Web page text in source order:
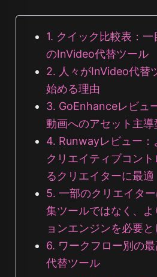
1. クイック比較表：
のInVideo代替ツール
2. 人々がInVideo代替
始める理由
3. GoEnhanceレビュ
動画へのアセット主導
4. Runwayレビュー：
クリエイティブコン
るクリエイターに最適
5. 一部のクリエイタ
集ツールではなく、
ョンエンジンを必要と
6. ワークフロー別の
代替ツール